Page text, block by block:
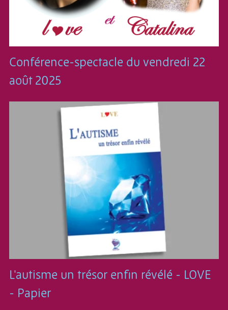
Conférence-spectacle du vendredi 22
août 2025
L'autisme un trésor enfin révélé - LOVE
- Papier